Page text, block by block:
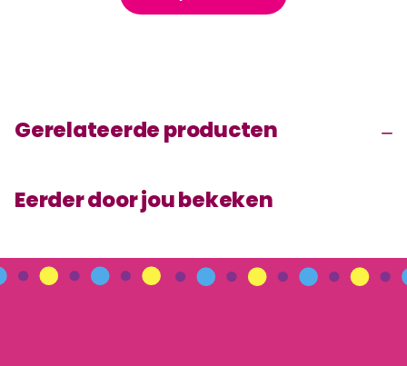
Gerelateerde producten
Eerder door jou bekeken